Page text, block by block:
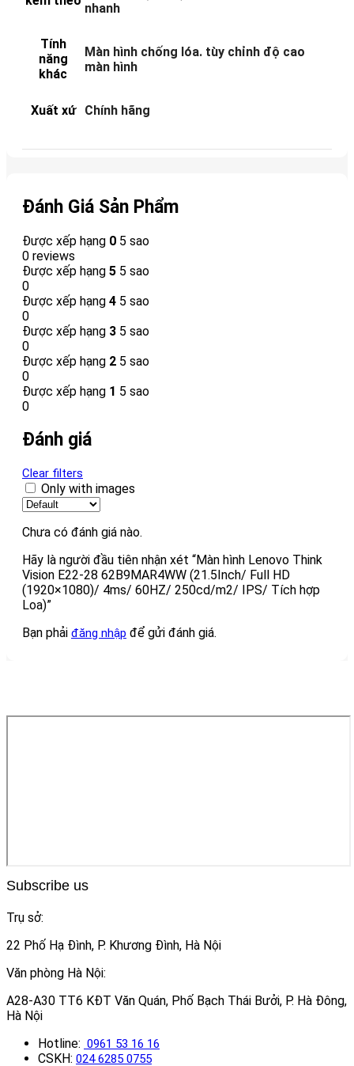
nhanh
Tính
năng
khác
Màn hình chống lóa. tùy chỉnh độ cao
màn hình
Xuất xứ Chính hãng
Đánh Giá Sản Phẩm
Được xếp hạng 0 5 sao
0 reviews
Được xếp hạng 5 5 sao
0
Được xếp hạng 4 5 sao
0
Được xếp hạng 3 5 sao
0
Được xếp hạng 2 5 sao
0
Được xếp hạng 1 5 sao
0
Đánh giá
Clear filters
Only with images
Chưa có đánh giá nào.
Hãy là người đầu tiên nhận xét “Màn hình Lenovo Think
Vision E22-28 62B9MAR4WW (21.5Inch/ Full HD
(1920×1080)/ 4ms/ 60HZ/ 250cd/m2/ IPS/ Tích hợp
Loa)”
Bạn phải đăng nhập để gửi đánh giá.
Subscribe us
Trụ sở:
22 Phố Hạ Đình, P. Khương Đình, Hà Nội
Văn phòng Hà Nội:
A28-A30 TT6 KĐT Văn Quán, Phố Bạch Thái Bưởi, P. Hà Đông,
Hà Nội
Hotline: 0961 53 16 16
CSKH: 024 6285 0755